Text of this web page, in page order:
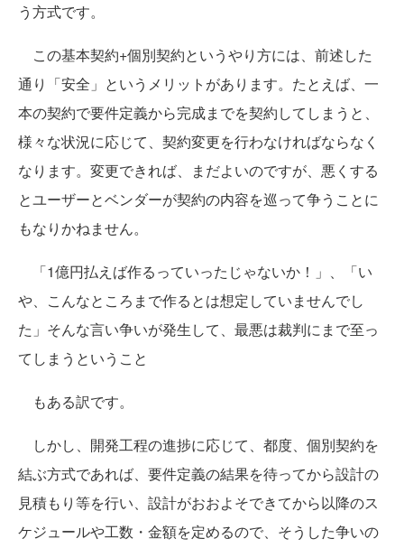
う方式です。
この基本契約+個別契約というやり方には、前述した
通り「安全」というメリットがあります。たとえば、一
本の契約で要件定義から完成までを契約してしまうと、
様々な状況に応じて、契約変更を行わなければならなく
なります。変更できれば、まだよいのですが、悪くする
とユーザーとベンダーが契約の内容を巡って争うことに
もなりかねません。
「1億円払えば作るっていったじゃないか！」、「い
や、こんなところまで作るとは想定していませんでし
た」そんな言い争いが発生して、最悪は裁判にまで至っ
てしまうということ
もある訳です。
しかし、開発工程の進捗に応じて、都度、個別契約を
結ぶ方式であれば、要件定義の結果を待ってから設計の
見積もり等を行い、設計がおおよそできてから以降のス
ケジュールや工数・金額を定めるので、そうした争いの